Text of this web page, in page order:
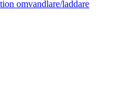
omvandlare/laddare